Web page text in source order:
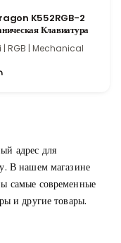
K552RGB-2
Клавиатура
| RGB | Mechanical
адрес для
В нашем магазине
самые современные
и другие товары.